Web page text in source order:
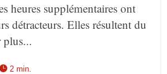
heures supplémentaires ont
détracteurs. Elles résultent du
plus...
2 min.